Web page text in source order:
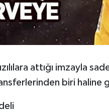
attığı imzayla
biri haline